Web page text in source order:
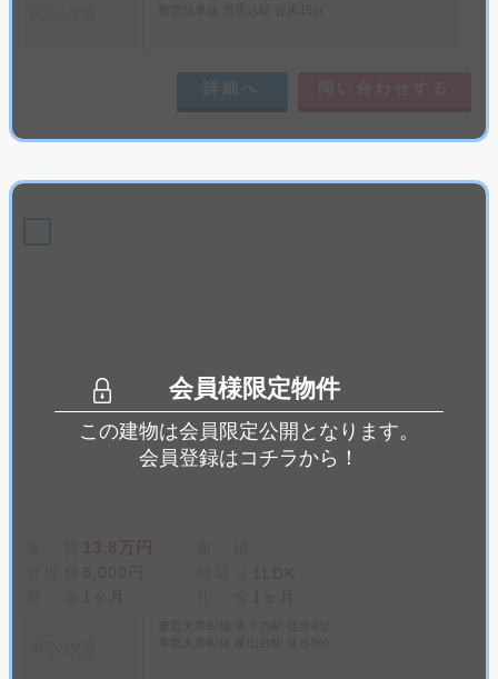
詳細へ
会員様限定物件
この建物は会員限定公開となります。
会員登録はコチラから！